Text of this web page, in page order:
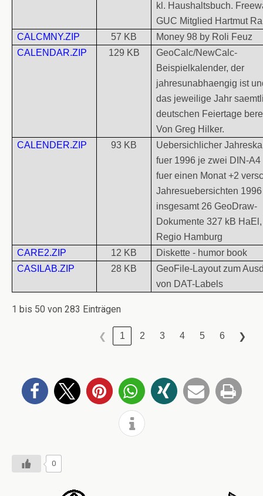
kl. Haushaltsbuch.
GUC Mitglied Hartmut
CALCMNY.ZIP
57 KB
Money 98 by Roli Feuz
CALENDAR.ZIP
129 KB
GeoCalc/NewCalc-
Beispielkalender, der
jahresunabhaengig ist
das jeweilige Jahr
deutschen Feiertage
Von Greg Hilker.
CALENDER.ZIP
93 KB
Uebersichlicher
fuer 1996 je zwei DIN-
fuer einen Monat +2
Jahresuebersichten 1996
insgesamt 26 GeoDraw-
Dokumente 327 kB
Regio Hamburg
CARE2.ZIP
12 KB
Diskette - humor book
CASILAB.ZIP
28 KB
GeoFile-Layout zum
von DAT-Labels
1 bis 50 von 283 Einträgen
❮ 1 2 3 4 5 6 ❯
0